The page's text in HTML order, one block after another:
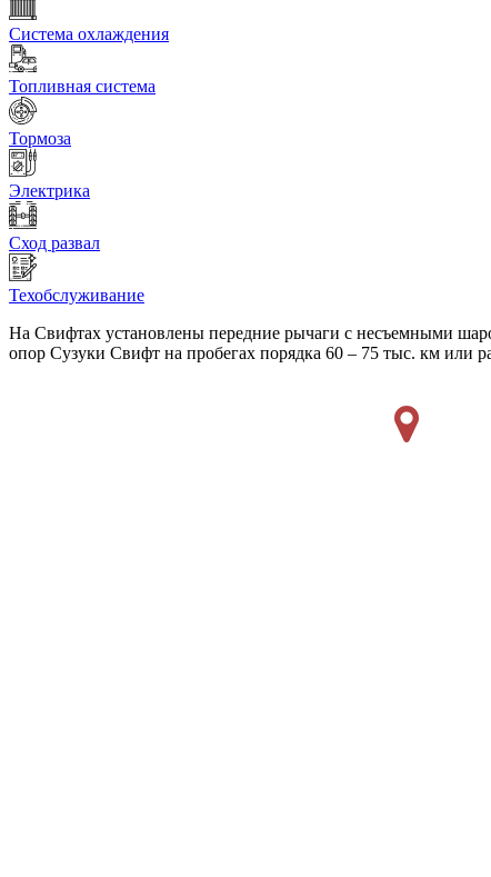
Система охлаждения
Топливная система
Тормоза
Электрика
Сход развал
Техобслуживание
На Свифтах установлены передние рычаги с несъемными
опор Сузуки Свифт на пробегах порядка 60 – 75 тыс. км или